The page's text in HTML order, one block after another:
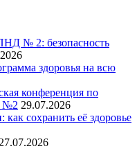
№ 2: безопасность
здоровья на всю
конференция по
№2 29.07.2026
сохранить её здоровье
27.07.2026